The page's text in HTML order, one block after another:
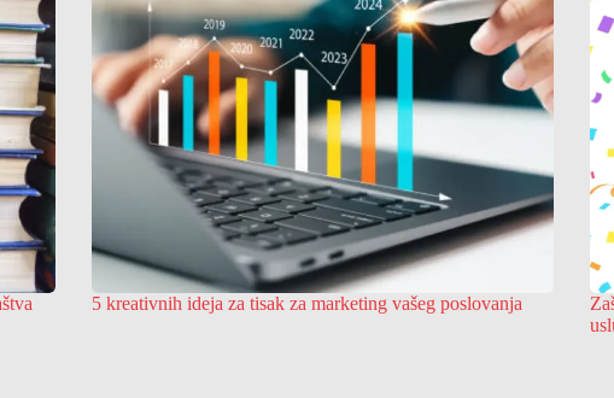
5 kreativnih ideja za tisak za marketing vašeg poslovanja